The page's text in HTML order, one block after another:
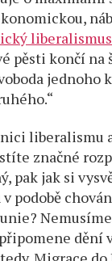
liberalismus
pěsti končí na
jednoho
liberalismu
značné
pak jak si
podobě
dění